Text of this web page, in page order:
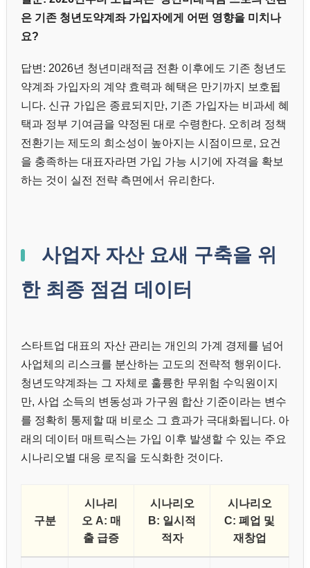
은 기존 청년도약계좌 가입자에게 어떤 영향을 미치나
요?
답변: 2026년 청년미래적금 전환 이후에도 기존 청년도
약계좌 가입자의 계약 효력과 혜택은 만기까지 보호됩
니다. 신규 가입은 종료되지만, 기존 가입자는 비과세 혜
택과 정부 기여금을 약정된 대로 수령한다. 오히려 정책
전환기는 제도의 희소성이 높아지는 시점이므로, 요건
을 충족하는 대표자라면 가입 가능 시기에 자격을 확보
하는 것이 실전 전략 측면에서 유리한다.
사업자 자산 요새 구축을 위
한 최종 점검 데이터
스타트업 대표의 자산 관리는 개인의 가계 경제를 넘어
사업체의 리스크를 분산하는 고도의 전략적 행위이다.
청년도약계좌는 그 자체로 훌륭한 무위험 수익원이지
만, 사업 소득의 변동성과 가구원 합산 기준이라는 변수
를 정확히 통제할 때 비로소 그 효과가 극대화됩니다. 아
래의 데이터 매트릭스는 가입 이후 발생할 수 있는 주요
시나리오별 대응 로직을 도식화한 것이다.
구분
시나리
오 A: 매
출 급증
시나리오
B: 일시적
적자
시나리오
C: 폐업 및
재창업